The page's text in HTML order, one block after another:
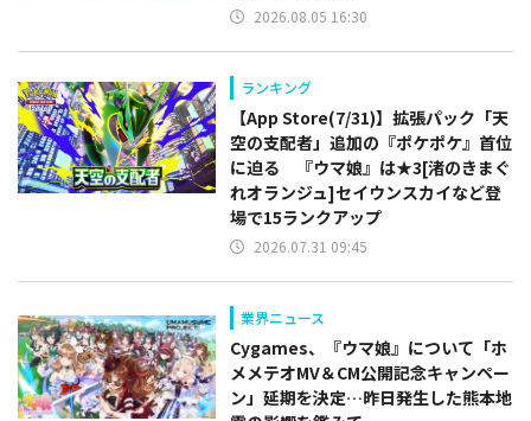
2026.08.05 16:30
ランキング
【App Store(7/31)】拡張パック「天
空の支配者」追加の『ポケポケ』首位
に迫る 『ウマ娘』は★3[渚のきまぐ
れオランジュ]セイウンスカイなど登
場で15ランクアップ
2026.07.31 09:45
業界ニュース
Cygames、『ウマ娘』について「ホ
メメテオMV＆CM公開記念キャンペー
ン」延期を決定…昨日発生した熊本地